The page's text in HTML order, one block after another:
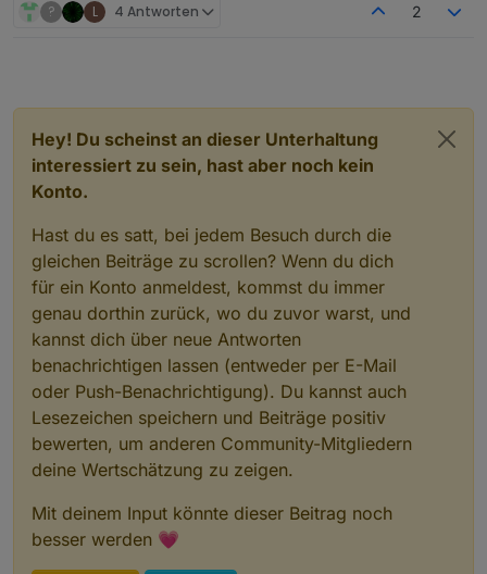
? L 4 Antworten 2
Hey! Du scheinst an dieser Unterhaltung
interessiert zu sein, hast aber noch kein
Konto.
Hast du es satt, bei jedem Besuch durch die
gleichen Beiträge zu scrollen? Wenn du dich
für ein Konto anmeldest, kommst du immer
genau dorthin zurück, wo du zuvor warst, und
kannst dich über neue Antworten
benachrichtigen lassen (entweder per E-Mail
oder Push-Benachrichtigung). Du kannst auch
Lesezeichen speichern und Beiträge positiv
bewerten, um anderen Community-Mitgliedern
deine Wertschätzung zu zeigen.
Mit deinem Input könnte dieser Beitrag noch
besser werden 💗